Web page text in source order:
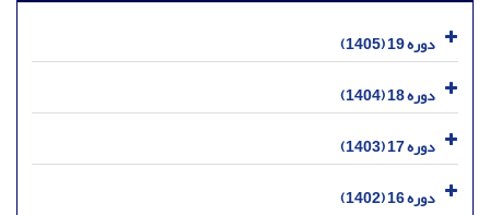
دوره 19 (1405)
دوره 18 (1404)
دوره 17 (1403)
دوره 16 (1402)